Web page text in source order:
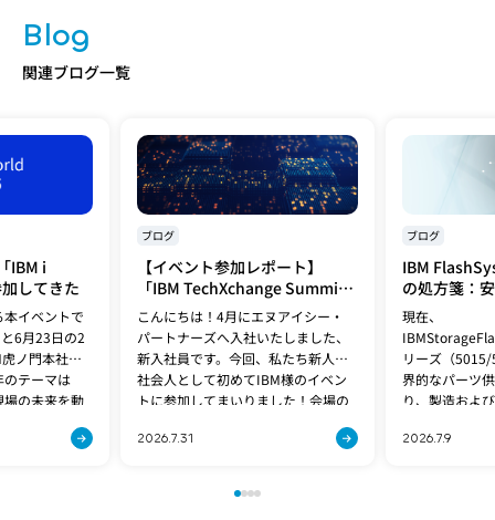
Blog
関連ブログ一覧
IBM i
してきた
イベントで
6月23日の2
ノ門本社で
のテーマは
の未来を動
ブログ
【イベント参加レポート】
「IBM TechXchange Summit
Japan 2026 Summer」に参加
してきた
こんにちは！4月にエヌアイシー・
パートナーズへ入社いたしました、
新入社員です。今回、私たち新人が
社会人として初めてIBM様のイベン
トに参加してまいりました！会場の
感想と、先輩社員のレポー[…]
2026.7.31
ブログ
IBM
の処方箋：
両立する「
5600」への
現在、
リーズ（
界的なパーツ
り、製造およ
期問題は、[…]
2026.7.9